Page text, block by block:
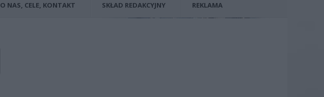
O NAS, CELE, KONTAKT SKŁAD REDAKCYJNY REKLAMA